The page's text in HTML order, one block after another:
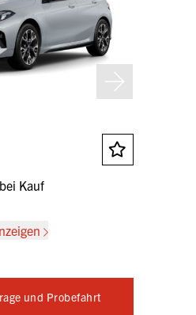
bei Kauf
und Probefahrt